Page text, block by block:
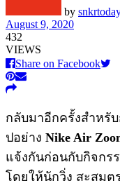
by
August 9, 2020
432
VIEWS
Share on Facebook
กลับมาอีกครั้งสำหรั
ปอย่าง Nike Air
แจ้งกันก่อนกับกิจกรร
โดยให้นักวิ่ง สะสมตร